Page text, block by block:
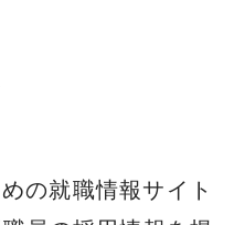
の就職情報サイト